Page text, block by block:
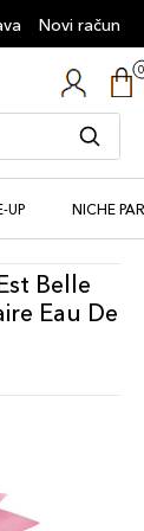
Novi račun
UP NICHE
Belle
Eau De